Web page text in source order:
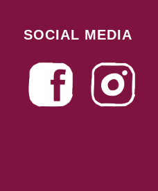
SOCIAL MEDIA